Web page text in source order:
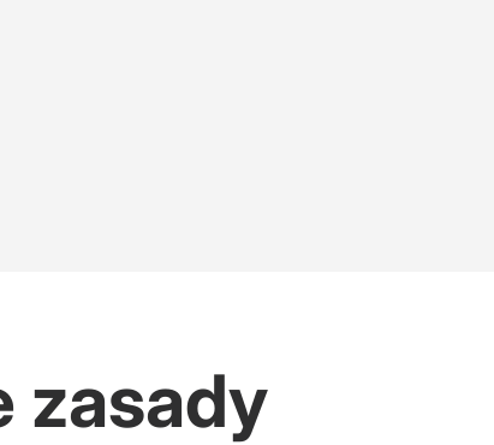
zasady